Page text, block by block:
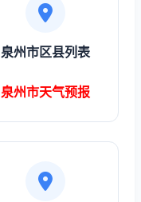
泉州市区县列表
泉州市天气预报